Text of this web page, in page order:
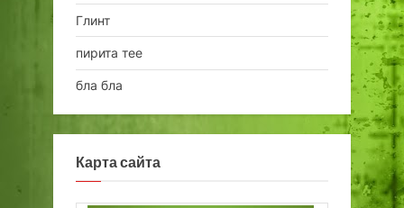
Глинт
пирита тее
бла бла
Карта сайта